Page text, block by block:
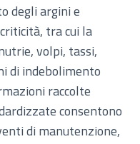
degli argini e
tra cui la
volpi, tassi,
di indebolimento
raccolte
consentono
di manutenzione,